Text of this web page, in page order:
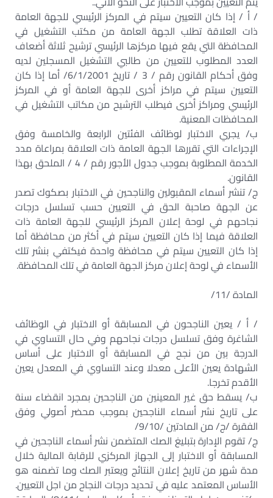
/ أ / إذا كان التعيين سيتم في المركز الرئيسي للجهة العامة
ذات العلاقة تطلب الجهة العامة من مكتب التشغيل في
المحافظة التي يقع فيها مركزها الرئيسي ترشيح ثلاثة أضعاف
العدد المطلوب للتعيين من طالبي التشغيل المسجلين لديه
وفق أحكام القانون رقم / 3 / تاريخ 6/1/2001/ أما إذا كان
التعيين سيتم في مراكز أخرى للجهة العامة أو في المركز
الرئيسي ومراكز أخرى فيطلب الترشيح من مكاتب التشغيل في
المحافظات المعنية.
ب/ يجري الاختبار لوظائف الفئتين الرابعة والخامسة وفق
الإجراءات التي تقررها الجهة العامة ذات العلاقة بمراعاة مدد
الخدمة المطلوبة بموجب جدول الأجور رقم / 4 / الملحق بهذا
القانون.
ج/ تنشر أسماء المقبولين والناجحين في الاختبار بصكوك تصدر
عن الجهة صاحبة الحق في التعيين حسب تسلسل درجات
نجاحهم في لوحة إعلان المركز الرئيسي للجهة العامة ذات
العلاقة فيما إذا كان التعيين سيتم في أكثر من محافظة أما
إذا كان التعيين سيتم في محافظة واحدة فيكتفي بنشر تلك
الأسماء في لوحة إعلان مركز الجهة العامة في تلك المحافظة.
المادة /11/
/ أ / يعين الناجحون في المسابقة أو الاختبار في الوظائف
الشاغرة وفق تسلسل درجات نجاحهم وفي حال التساوي في
الدرجة بين من نجح في المسابقة أو الاختبار على أساس
الشهادة يعين الأعلى معدلا وعند التساوي في المعدل يعين
الأقدم تخرجا.
ب/ يسقط حق غير المعينين من الناجحين بمجرد انقضاء سنة
على تاريخ نشر أسماء الناجحين بموجب محضر أصولي وفق
الفقرة /ج/ من المادتين /9/10/
ج/ تقوم الإدارة بتبليغ الصك المتضمن نشر أسماء الناجحين في
المسابقة أو الاختبار إلى الجهاز المركزي للرقابة المالية خلال
مدة شهر من تاريخ إعلان النتائج ويعتبر الصك وما تضمنه هو
الأساس المعتمد عليه في تحديد درجات النجاح من اجل التعيين.